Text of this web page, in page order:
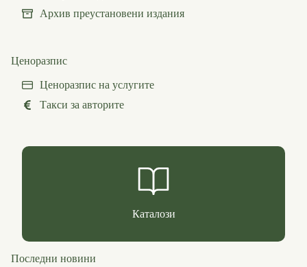
Архив преустановени издания
Ценоразпис
Ценоразпис на услугите
Такси за авторите
Каталози
Последни новини